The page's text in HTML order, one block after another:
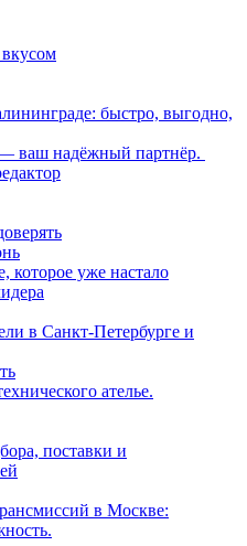
быстро, выгодно,
ваш надёжный партнёр.
уже настало
в Санкт-Петербурге и
ателье.
поставки и
в Москве: